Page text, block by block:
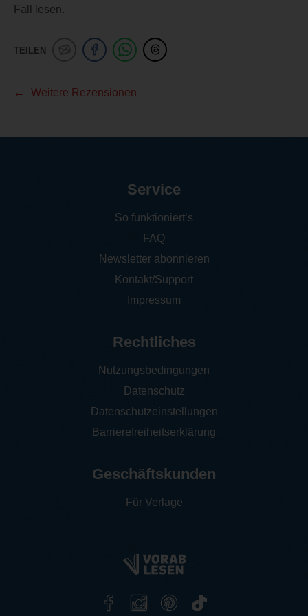
Fall lesen.
TEILEN
Weitere Rezensionen
Service
So funktioniert‘s
FAQ
Newsletter abonnieren
Kontakt/Support
Impressum
Rechtliches
Nutzungsbedingungen
Datenschutz
Datenschutzeinstellungen
Barrierefreiheitserklärung
Geschäftskunden
Für Verlage